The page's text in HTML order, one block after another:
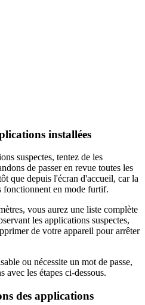
installées
suspectes, tentez de les
de passer en revue toutes les
que depuis l'écran d'accueil, car la
fonctionnent en mode furtif.
vous aurez une liste complète
les applications suspectes,
de votre appareil pour arrêter
ou nécessite un mot de passe,
avec les étapes ci-dessous.
des applications